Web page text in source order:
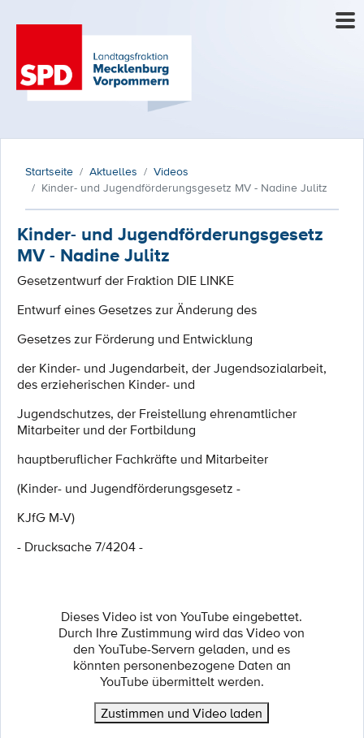
Startseite Aktuelles
Videos
Kinder- und Jugendförderungsgesetz MV - Nadine Julitz
Kinder- und Jugendförderungsgesetz
MV - Nadine Julitz
Gesetzentwurf der Fraktion DIE LINKE
Entwurf eines Gesetzes zur Änderung des
Gesetzes zur Förderung und Entwicklung
der Kinder- und Jugendarbeit, der Jugendsozialarbeit,
des erzieherischen Kinder- und
Jugendschutzes, der Freistellung ehrenamtlicher
Mitarbeiter und der Fortbildung
hauptberuflicher Fachkräfte und Mitarbeiter
(Kinder- und Jugendförderungsgesetz -
KJfG M-V)
- Drucksache 7/4204 -
Dieses Video ist von YouTube eingebettet.
Durch Ihre Zustimmung wird das Video von
den YouTube-Servern geladen, und es
könnten personenbezogene Daten an
YouTube übermittelt werden.
Zustimmen und Video laden